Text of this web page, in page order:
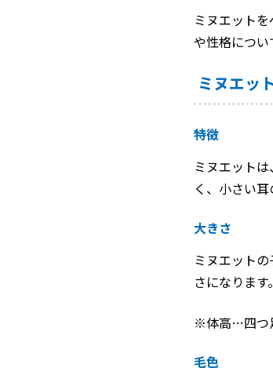
ミヌエット
や性格につい
ミヌエッ
特徴
ミヌエット
く、小さい耳
大きさ
ミヌエット
さになります
※体高…四つ
毛色